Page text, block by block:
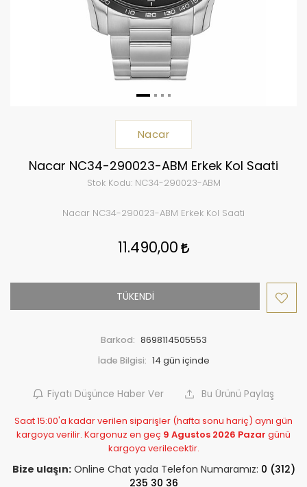
Nacar
Nacar NC34-290023-ABM Erkek Kol Saati
Stok Kodu:NC34-290023-ABM
Nacar NC34-290023-ABM Erkek Kol Saati
11.490,00
TÜKENDİ
Barkod: 8698114505553
İade Bilgisi:
Fiyatı Düşünce Haber Ver Bu Ürünü Paylaş
Saat 15:00'a kadar verilen siparişler (hafta sonu hariç) aynı gün
kargoya verilir. Kargonuz en geç 9 Agustos 2026 Pazar günü
kargoya verilecektir.
Bize ulaşın:Online Chat yada Telefon Numaramız: 0 (312)
235 30 36